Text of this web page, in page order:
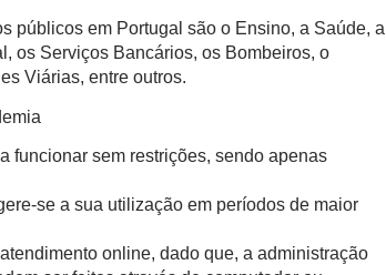
públicos em Portugal são o Ensino, a Saúde, a
os Serviços Bancários, os Bombeiros, o
Viárias, entre outros.
funcionar sem restrições, sendo apenas
se a sua utilização em períodos de maior
online, dado que, a administração